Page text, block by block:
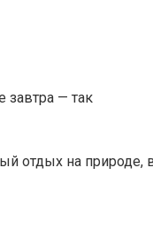
завтра — так
отдых на природе,